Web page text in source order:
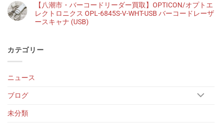
【八潮市・バーコードリーダー買取】OPTICON/オプトエ
レクトロニクス OPL-6845S-V-WHT-USB バーコードレーザ
ースキャナ (USB)
カテゴリー
ニュース
ブログ
未分類